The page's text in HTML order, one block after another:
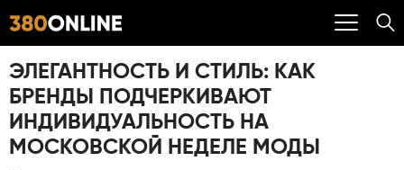
ЭЛЕГАНТНОСТЬ И СТИЛЬ: КАК
БРЕНДЫ ПОДЧЕРКИВАЮТ
ИНДИВИДУАЛЬНОСТЬ НА
МОСКОВСКОЙ НЕДЕЛЕ МОДЫ